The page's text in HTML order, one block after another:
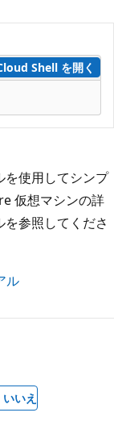
Shell を開く
を使用してシンプ
仮想マシンの詳
参照してくださ
ル
いいえ